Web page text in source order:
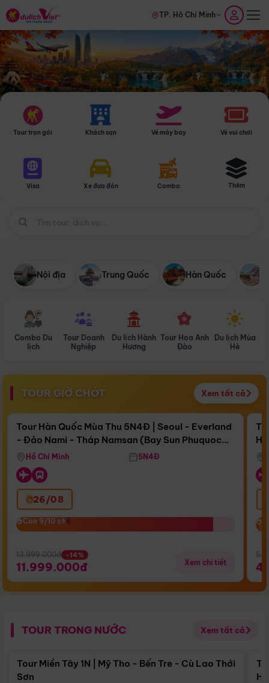
TP. Hồ Chí Minh
Tour trọn gói Khách sạn Vé máy bay Vé vui chơi
Visa Xe đưa đón Combo Thêm
Nội địa Trung Quốc Hàn Quốc
Combo Du
lịch
Tour Doanh
Nghiệp
Du lịch Hành
Hương
Tour Hoa Anh
Đào
Du lịch Mùa
Hè
TOUR GIỜ CHÓT Xem tất cả
Còn16 ngày 16:37:51
Bay Sun Phuquoc Airways
Điểm nổi bật
Tour Hàn Quốc Mùa Thu 5N4Đ | Seoul - Everland
- Đảo Nami - Tháp Namsan (Bay Sun Phuquoc
Airways)
Hồ Chí Minh 5N4Đ
26/08
Còn 9/10 chỗ
Còn 9/10 chỗ
13.999.000đ -14%
11.999.000đ Xem chi tiết
TOUR TRONG NƯỚC Xem tất cả
Điểm nổi bật
Tour Miền Tây 1N | Mỹ Tho - Bến Tre - Cù Lao Thới
Sơn